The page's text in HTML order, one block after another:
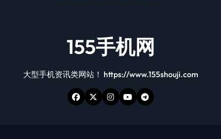
155手机网
大型手机资讯类网站！ https://www.155shouji.com